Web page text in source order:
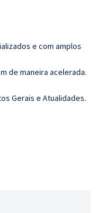
e com amplos
de maneira acelerada.
Gerais e Atualidades.